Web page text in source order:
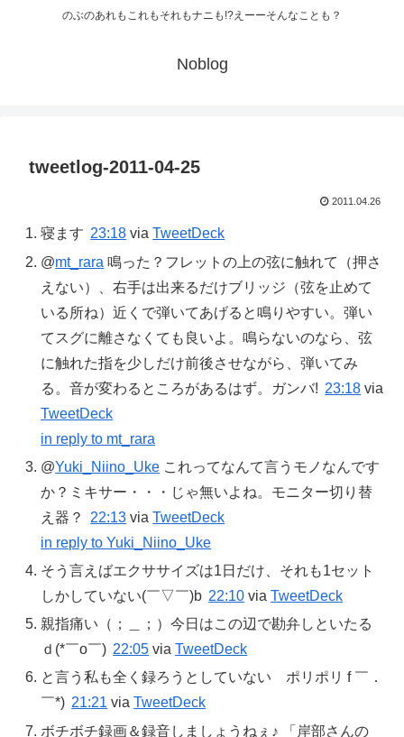
のぶのあれもこれもそれもナニも!?えーーそんなことも？
Noblog
tweetlog-2011-04-25
2011.04.26
寝ます 23:18 viaTweetDeck
@mt_rara 鳴った？フレットの上の弦に触れて（押さ
えない）、右手は出来るだけブリッジ（弦を止めて
いる所ね）近くで弾いてあげると鳴りやすい。弾い
てスグに離さなくても良いよ。鳴らないのなら、弦
に触れた指を少しだけ前後させながら、弾いてみ
る。音が変わるところがあるはず。ガンバ! 23:18 via
TweetDeck
in reply to mt_rara
@Yuki_Niino_Uke これってなんて言うモノなんです
か？ミキサー・・・じゃ無いよね。モニター切り替
え器？
22:13 viaTweetDeck
in reply to Yuki_Niino_Uke
そう言えばエクササイズは1日だけ、それも1セット
しかしていない(￣▽￣)b 22:10 viaTweetDeck
親指痛い（；＿；）今日はこの辺で勘弁しといたる
ｄ(*￣o￣) 22:05 viaTweetDeck
と言う私も全く録ろうとしていない ポリポリ f ￣．
￣*) 21:21 viaTweetDeck
ボチボチ録画＆録音しましょうねぇ♪ 「岸部さんの